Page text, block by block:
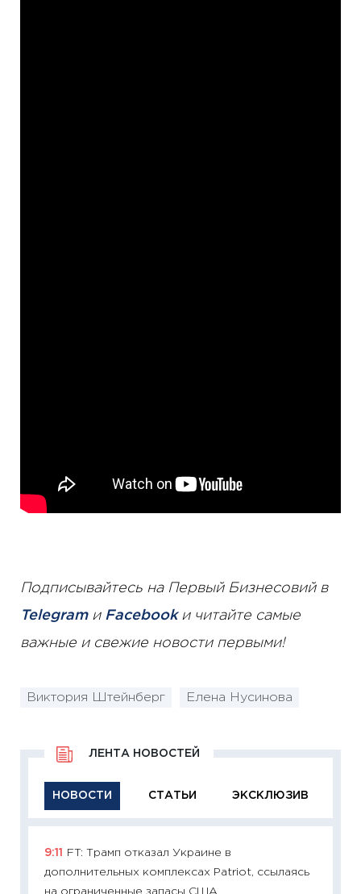
Подписывайтесь на Первый Бизнесовий в
Telegramи Facebookи читайте самые
важные и свежие новости первыми!
Виктория Штейнберг Елена Нусинова
НОВОСТИ СТАТЬИ ЭКСКЛЮЗИВ
ЛЕНТА НОВОСТЕЙ
9:11
FT: Трамп отказал Украине в
дополнительных комплексах Patriot, ссылаясь
на ограниченные запасы США